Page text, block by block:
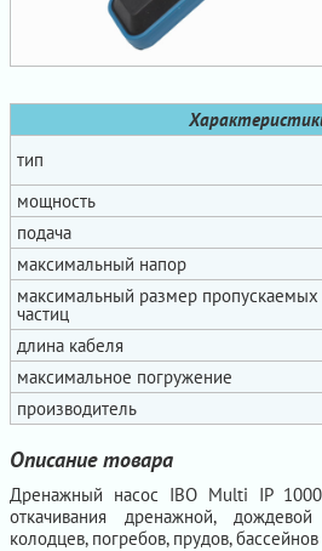
тип
мощность
подача
максимальный напор
максимальный размер пропускаемых
частиц
длина кабеля
максимальное погружение
производитель
Описание товара
Дренажный насос IBO Multi IP
откачивания дренажной,
колодцев, погребов, прудов,